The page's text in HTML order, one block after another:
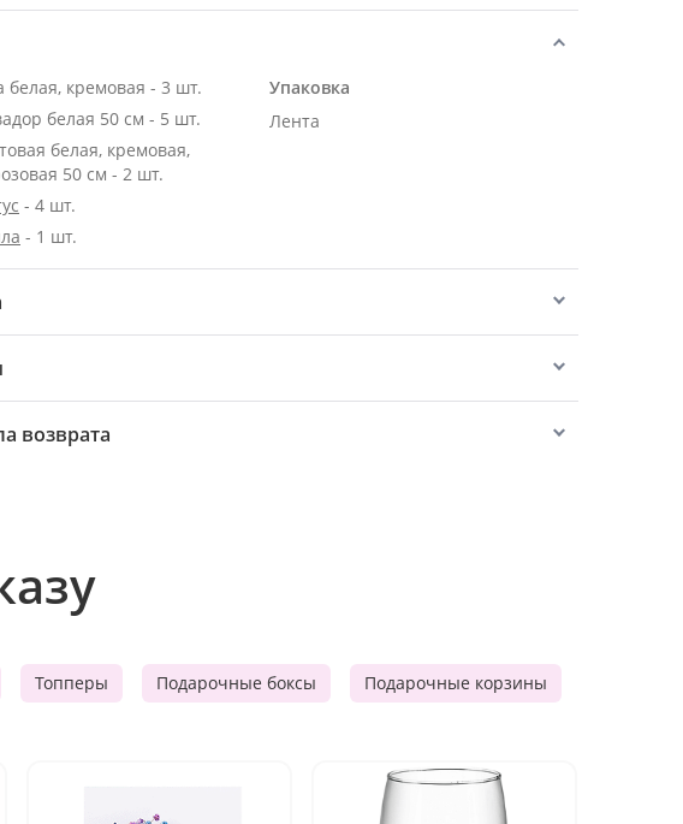
белая, кремовая - 3 шт.
Роза Эквадор белая 50 см - 5 шт.
белая, кремовая,
50 см - 2 шт.
- 4 шт.
- 1 шт.
Упаковка
Лента
возврата
Топперы Подарочные боксы Подарочные корзины